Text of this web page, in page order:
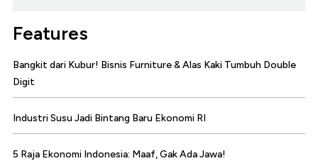
Features
Bangkit dari Kubur! Bisnis Furniture & Alas Kaki Tumbuh Double
Digit
Industri Susu Jadi Bintang Baru Ekonomi RI
5 Raja Ekonomi Indonesia: Maaf, Gak Ada Jawa!